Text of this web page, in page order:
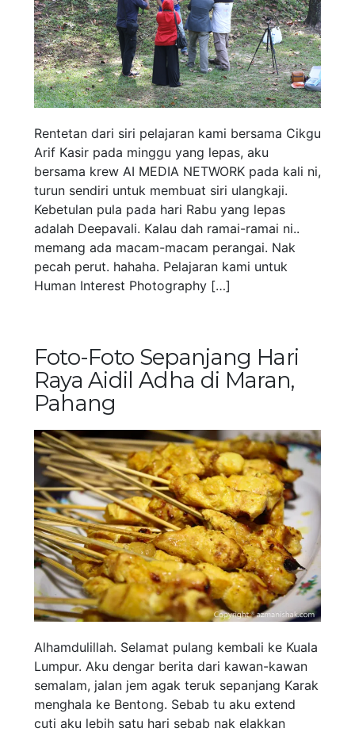
Rentetan dari siri pelajaran kami bersama Cikgu
Arif Kasir pada minggu yang lepas, aku
bersama krew AI MEDIA NETWORK pada kali ni,
turun sendiri untuk membuat siri ulangkaji.
Kebetulan pula pada hari Rabu yang lepas
adalah Deepavali. Kalau dah ramai-ramai ni..
memang ada macam-macam perangai. Nak
pecah perut. hahaha. Pelajaran kami untuk
Human Interest Photography […]
Foto-Foto Sepanjang Hari
Raya Aidil Adha di Maran,
Pahang
Alhamdulillah. Selamat pulang kembali ke Kuala
Lumpur. Aku dengar berita dari kawan-kawan
semalam, jalan jem agak teruk sepanjang Karak
menghala ke Bentong. Sebab tu aku extend
cuti aku lebih satu hari sebab nak elakkan